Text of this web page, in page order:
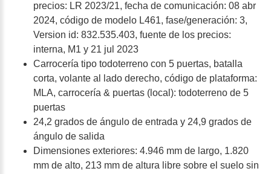
precios: LR 2023/21, fecha de comunicación: 08 abr
2024, código de modelo L461, fase/generación: 3,
Version id: 832.535.403, fuente de los precios:
interna, M1 y 21 jul 2023
Carrocería tipo todoterreno con 5 puertas, batalla
corta, volante al lado derecho, código de plataforma:
MLA, carrocería & puertas (local): todoterreno de 5
puertas
24,2 grados de ángulo de entrada y 24,9 grados de
ángulo de salida
Dimensiones exteriores: 4.946 mm de largo, 1.820
mm de alto, 213 mm de altura libre sobre el suelo sin